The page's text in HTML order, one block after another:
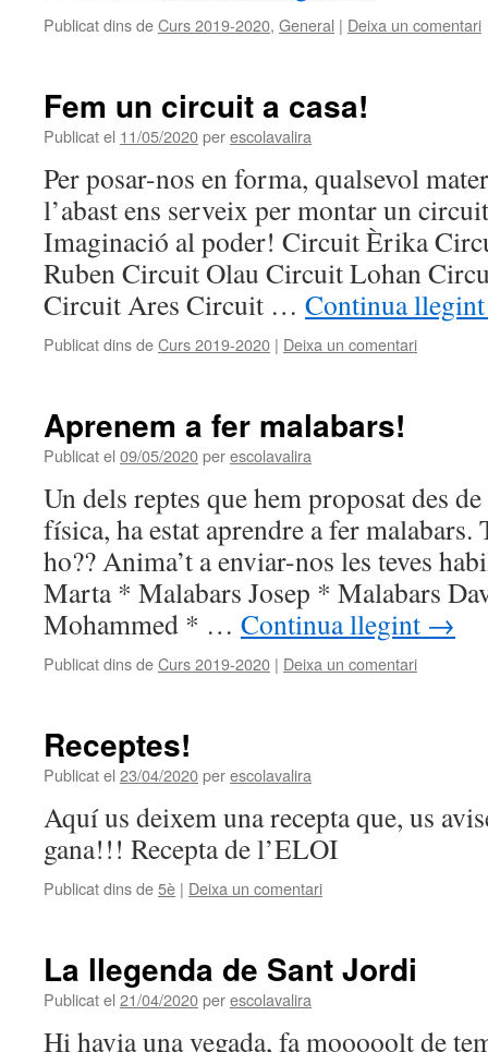
Publicat dins deCurs 2019-2020, General | Deixa un comentari
Fem un circuit a casa!
Publicat el 11/05/2020perescolavalira
Per posar-nos en forma, qualsevol
l’abast ens serveix per montar un
Imaginació al poder! Circuit Èrika
Ruben Circuit Olau Circuit Lohan
Circuit Ares Circuit … Continua
Publicat dins deCurs 2019-2020 | Deixa un comentari
Aprenem a fer malabars!
Publicat el 09/05/2020perescolavalira
Un dels reptes que hem proposat des
física, ha estat aprendre a fer malabars.
ho?? Anima’t a enviar-nos les teves
Marta * Malabars Josep * Malabars
Mohammed * … Continua llegint →
Publicat dins deCurs 2019-2020 | Deixa un comentari
Receptes!
Publicat el 23/04/2020perescolavalira
Aquí us deixem una recepta que, us
gana!!! Recepta de l’ELOI
Publicat dins de5è | Deixa un comentari
La llegenda de Sant Jordi
Publicat el 21/04/2020perescolavalira
Hi havia una vegada, fa mooooolt de